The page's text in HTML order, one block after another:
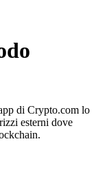
di Crypto.com lo
esterni dove